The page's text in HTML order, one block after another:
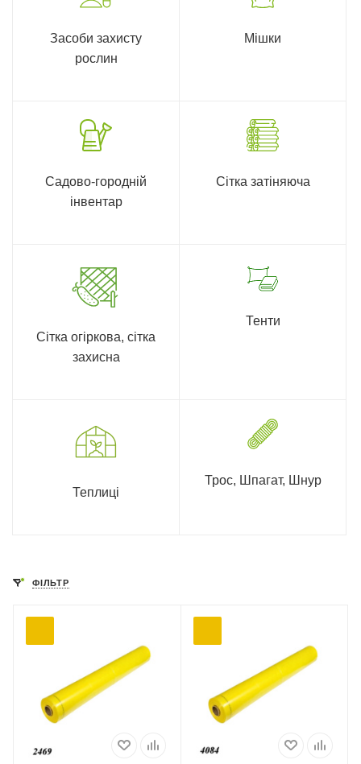
Засоби захисту
рослин
Мішки
Садово-городній
інвентар
Сітка затіняюча
Сітка огіркова, сітка
захисна
Тенти
Теплиці
Трос, Шпагат, Шнур
ФІЛЬТР